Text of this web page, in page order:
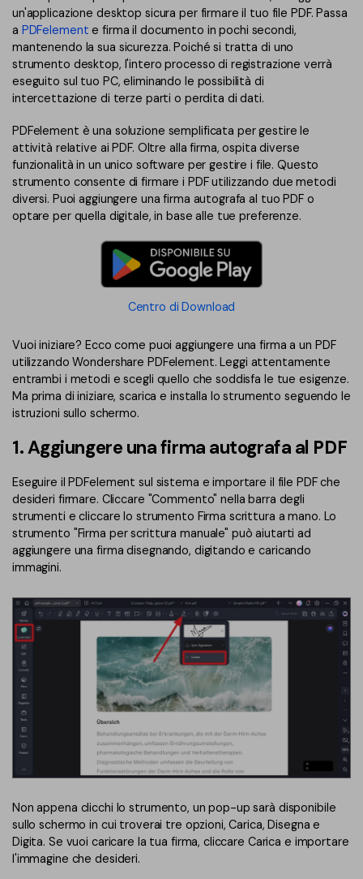
un'applicazione desktop sicura per firmare il tuo file PDF. Passa
a PDFelement e firma il documento in pochi secondi,
mantenendo la sua sicurezza. Poiché si tratta di uno
strumento desktop, l'intero processo di registrazione verrà
eseguito sul tuo PC, eliminando le possibilità di
intercettazione di terze parti o perdita di dati.
PDFelement è una soluzione semplificata per gestire le
attività relative ai PDF. Oltre alla firma, ospita diverse
funzionalità in un unico software per gestire i file. Questo
strumento consente di firmare i PDF utilizzando due metodi
diversi. Puoi aggiungere una firma autografa al tuo PDF o
optare per quella digitale, in base alle tue preferenze.
Centro di Download
Vuoi iniziare? Ecco come puoi aggiungere una firma a un PDF
utilizzando Wondershare PDFelement. Leggi attentamente
entrambi i metodi e scegli quello che soddisfa le tue esigenze.
Ma prima di iniziare, scarica e installa lo strumento seguendo le
istruzioni sullo schermo.
1. Aggiungere una firma autografa al PDF
Eseguire il PDFelement sul sistema e importare il file PDF che
desideri firmare. Cliccare "Commento" nella barra degli
strumenti e cliccare lo strumento Firma scrittura a mano. Lo
strumento "Firma per scrittura manuale" può aiutarti ad
aggiungere una firma disegnando, digitando e caricando
immagini.
Non appena clicchi lo strumento, un pop-up sarà disponibile
sullo schermo in cui troverai tre opzioni, Carica, Disegna e
Digita. Se vuoi caricare la tua firma, cliccare Carica e importare
l'immagine che desideri.